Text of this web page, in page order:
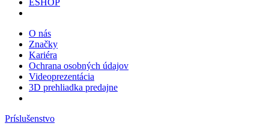
O nás
Značky
Kariéra
Ochrana osobných údajov
Videoprezentácia
3D prehliadka predajne
Príslušenstvo